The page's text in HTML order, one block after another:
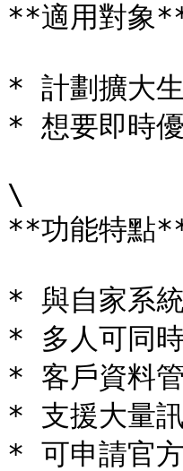
**適用對象**
* 計劃擴大
* 想要即時
\
**功能特點**
* 與自家系
* 多人可同
* 客戶資料
* 支援大量
* 可申請官